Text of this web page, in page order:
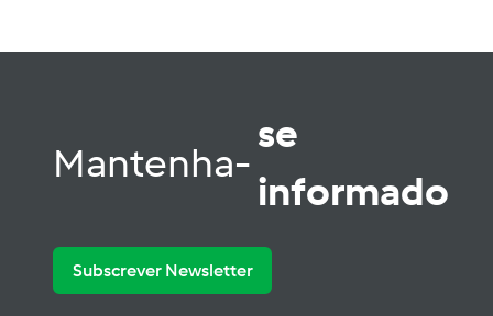
Mantenha-
se
informado
Subscrever Newsletter